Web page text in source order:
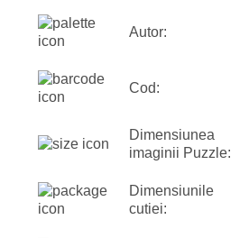
Autor:
Cod:
Dimensiunea
imaginii Puzzle:
Dimensiunile
cutiei: